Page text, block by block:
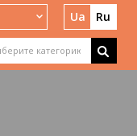
Ua Ru